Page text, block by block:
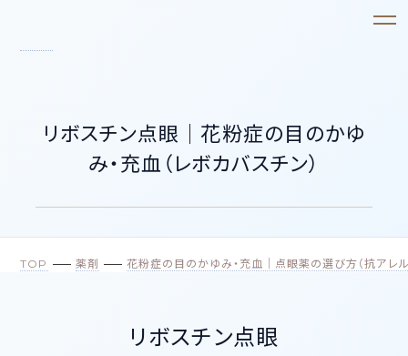
リボスチン点眼｜花粉症の目のかゆ
み・充血（レボカバスチン）
TOP 薬剤 花粉症の目のかゆみ・充血｜点眼薬の選び方（抗アレ
リボスチン点眼